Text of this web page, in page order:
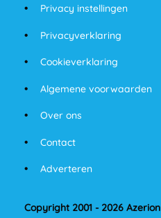
Privacy instellingen
Privacyverklaring
Cookieverklaring
Algemene voorwaarden
Over ons
Contact
Adverteren
Copyright 2001 - 2026 Azerion